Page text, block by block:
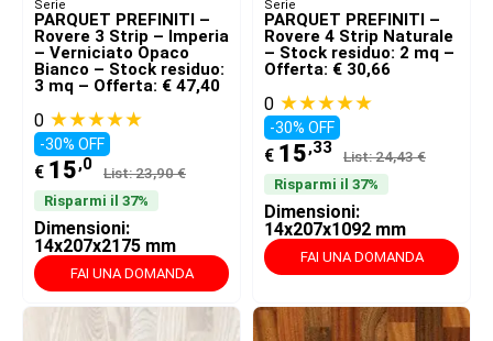
Serie
PARQUET PREFINITI –
Rovere 3 Strip – Imperia
– Verniciato Opaco
Bianco – Stock residuo:
3 mq – Offerta: € 47,40
0 ★★★★★
-30% OFF
€ 15,0 List: 23,90 €
Risparmi il 37%
Dimensioni:
14x207x2175 mm
FAI UNA DOMANDA
Serie
PARQUET PREFINITI –
Rovere 4 Strip Naturale
– Stock residuo: 2 mq –
Offerta: € 30,66
0 ★★★★★
-30% OFF
€ 15,33 List: 24,43 €
Risparmi il 37%
Dimensioni:
14x207x1092 mm
FAI UNA DOMANDA